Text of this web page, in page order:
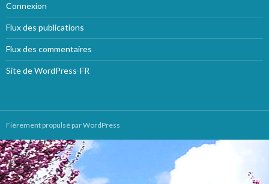
Connexion
Flux des publications
Flux des commentaires
Site de WordPress-FR
Fièrement propulsé par WordPress